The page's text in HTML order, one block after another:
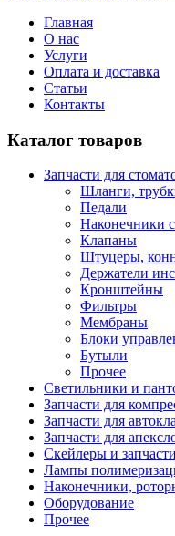
Главная
О нас
Услуги
Оплата и доставка
Статьи
Контакты
Каталог товаров
Запчасти для
Шланги,
Педали
Наконечники
Клапаны
Штуцеры,
Держатели
Кронштейны
Фильтры
Мембраны
Блоки
Бутыли
Прочее
Светильники и
Запчасти для
Запчасти для
Запчасти для
Скейлеры и запчасти
Лампы
Наконечники,
Оборудование
Прочее